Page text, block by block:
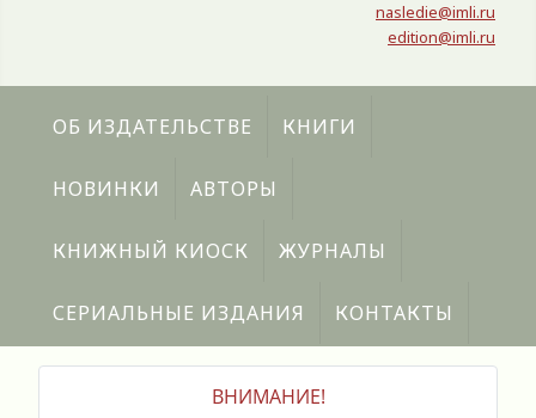
nasledie@imli.ru
edition@imli.ru
ОБ ИЗДАТЕЛЬСТВЕ КНИГИ
НОВИНКИ АВТОРЫ
КНИЖНЫЙ КИОСК ЖУРНАЛЫ
СЕРИАЛЬНЫЕ ИЗДАНИЯ КОНТАКТЫ
ВНИМАНИЕ!